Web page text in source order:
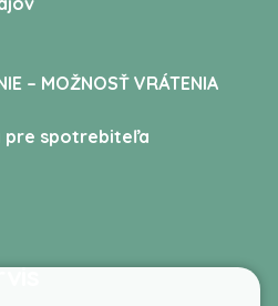
– MOŽNOSŤ VRÁTENIA
pre spotrebiteľa